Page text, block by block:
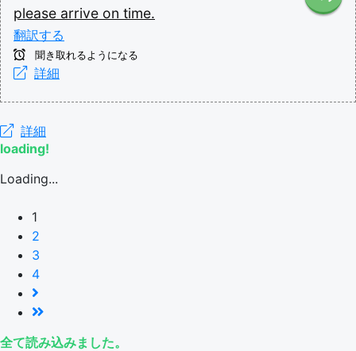
please arrive on time.
翻訳する
聞き取れるようになる
詳細
詳細
loading!
Loading...
1
2
3
4
全て読み込みました。